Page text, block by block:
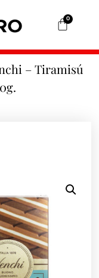
0
– Tiramisú